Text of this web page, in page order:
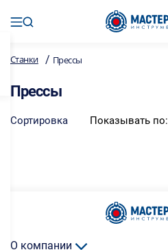
Станки / Прессы
Прессы
Сортировка Показывать по:
О компании